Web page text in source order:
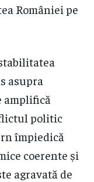
României pe
asupra
amplifică
politic
împiedică
coerente și
agravată de